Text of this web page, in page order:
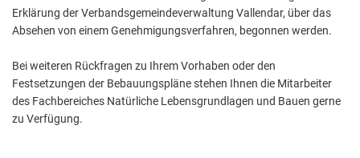
Erklärung der Verbandsgemeindeverwaltung Vallendar, über das
Absehen von einem Genehmigungsverfahren, begonnen werden.
Bei weiteren Rückfragen zu Ihrem Vorhaben oder den
Festsetzungen der Bebauungspläne stehen Ihnen die Mitarbeiter
des Fachbereiches Natürliche Lebensgrundlagen und Bauen gerne
zu Verfügung.